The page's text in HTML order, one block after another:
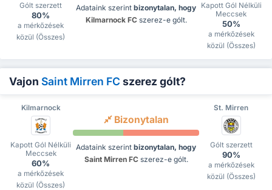
Gólt szerzett
80%
a mérkőzések
közül (Összes)
Adataink szerint bizonytalan, hogy
Kilmarnock FCszerez-e gólt.
Kapott Gól Nélküli
Meccsek
50%
a mérkőzések
közül (Összes)
Vajon Saint Mirren FC szerez gólt?
Kilmarnock St. Mirren
Kapott Gól Nélküli
Meccsek
60%
a mérkőzések
közül (Összes)
Bizonytalan
Adataink szerint bizonytalan, hogy
Saint Mirren FCszerez-e gólt.
Gólt szerzett
90%
a mérkőzések
közül (Összes)